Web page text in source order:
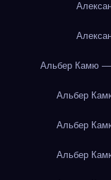
Альбер Камю —
Альбер
Альбер
Альбер